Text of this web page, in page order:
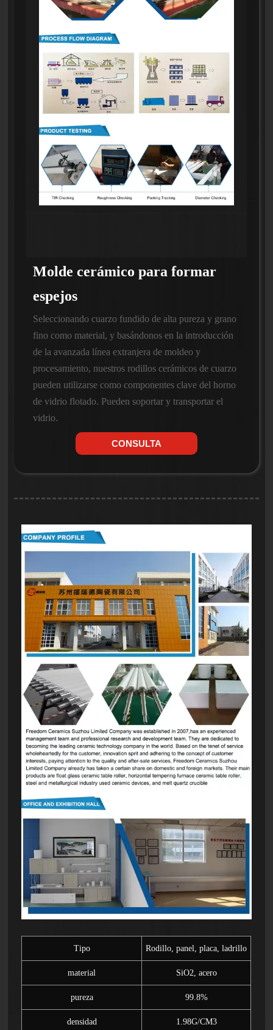
Molde cerámico para formar
espejos
Seleccionando cuarzo fundido de alta pureza y grano
fino como material, y basándonos en la introducción
de la avanzada línea extranjera de moldeo y
procesamiento, nuestros rodillos cerámicos de cuarzo
pueden utilizarse como componentes clave del horno
de vidrio flotado. Pueden soportar y transportar el
vidrio.
CONSULTA
Tipo Rodillo, panel, placa, ladrillo
material SiO2, acero
pureza 99.8%
densidad 1.98G/CM3